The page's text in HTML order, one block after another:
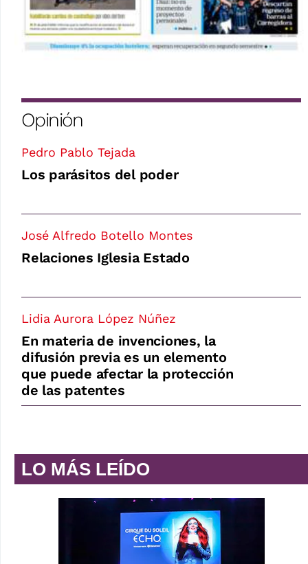
Opinión
Pedro Pablo Tejada
Los parásitos del poder
José Alfredo Botello Montes
Relaciones Iglesia Estado
Lidia Aurora López Núñez
En materia de invenciones, la
difusión previa es un elemento
que puede afectar la protección
de las patentes
LO MÁS LEÍDO